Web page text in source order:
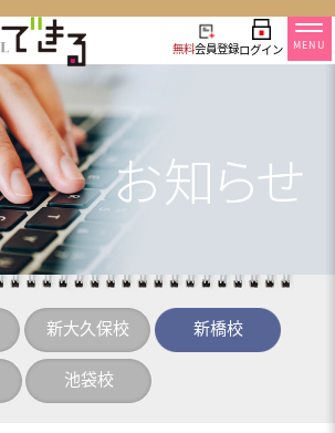
無料会員登録ログイン MENU
新大久保校 新橋校
池袋校